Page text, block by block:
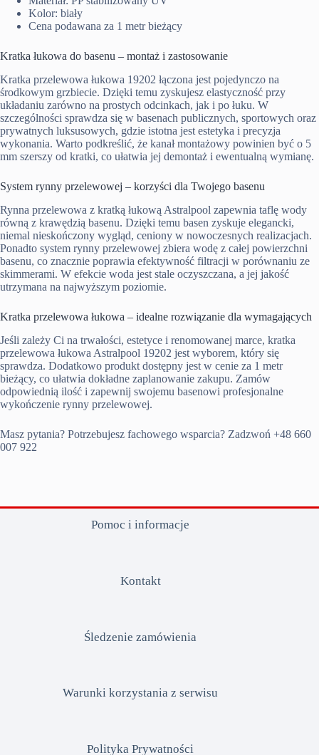
Kolor: biały
Cena podawana za 1 metr bieżący
Kratka łukowa do basenu – montaż i zastosowanie
Kratka przelewowa łukowa 19202 łączona jest pojedynczo na
środkowym grzbiecie. Dzięki temu zyskujesz elastyczność przy
układaniu zarówno na prostych odcinkach, jak i po łuku. W
szczególności sprawdza się w basenach publicznych, sportowych oraz
prywatnych luksusowych, gdzie istotna jest estetyka i precyzja
wykonania. Warto podkreślić, że kanał montażowy powinien być o 5
mm szerszy od kratki, co ułatwia jej demontaż i ewentualną wymianę.
System rynny przelewowej – korzyści dla Twojego basenu
Rynna przelewowa z kratką łukową Astralpool zapewnia taflę wody
równą z krawędzią basenu. Dzięki temu basen zyskuje elegancki,
niemal nieskończony wygląd, ceniony w nowoczesnych realizacjach.
Ponadto system rynny przelewowej zbiera wodę z całej powierzchni
basenu, co znacznie poprawia efektywność filtracji w porównaniu ze
skimmerami. W efekcie woda jest stale oczyszczana, a jej jakość
utrzymana na najwyższym poziomie.
Kratka przelewowa łukowa – idealne rozwiązanie dla wymagających
Jeśli zależy Ci na trwałości, estetyce i renomowanej marce, kratka
przelewowa łukowa Astralpool 19202 jest wyborem, który się
sprawdza. Dodatkowo produkt dostępny jest w cenie za 1 metr
bieżący, co ułatwia dokładne zaplanowanie zakupu. Zamów
odpowiednią ilość i zapewnij swojemu basenowi profesjonalne
wykończenie rynny przelewowej.
Masz pytania? Potrzebujesz fachowego wsparcia? Zadzwoń +48 660
007 922
Pomoc i informacje
Kontakt
Śledzenie zamówienia
Warunki korzystania z serwisu
Polityka Prywatności